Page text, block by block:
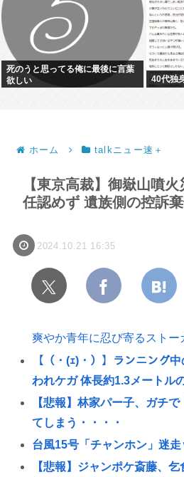
死のうと思ってる俺に最後に言葉
欲しい
40代独
ホーム talkニュー速＋
【東京高裁】御嶽山噴
任認めず 遺族側の控訴
2024.10.21 16:35
爽やか青年に忍び寄るストー
【（・(ｪ)・）】ランニング
われケガ 体長約1.3メートル
【悲報】林家パー子、ガチ
てしまう・・・・
台風15号「チャンホン」迷走
【悲報】ジャンポケ斎藤、